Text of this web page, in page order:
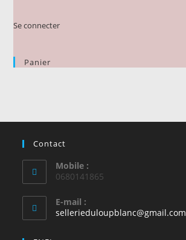
Se connecter
Panier
Contact
Mobile :
0680141865
E-mail :
sellerieduloupblanc@gmail.com